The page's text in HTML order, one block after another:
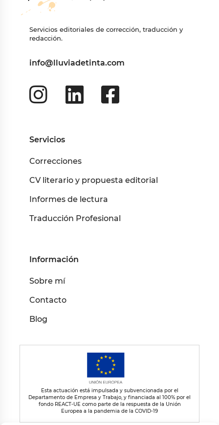
Servicios editoriales de corrección, traducción y
redacción.
info@lluviadetinta.com
Servicios
Correcciones
CV literario y propuesta editorial
Informes de lectura
Traducción Profesional
Información
Sobre mí
Contacto
Blog
Esta actuación está impulsada y subvencionada por el
Departamento de Empresa y Trabajo, y financiada al 100% por el
fondo REACT-UE como parte de la respuesta de la Unión
Europea a la pandemia de la COVID-19